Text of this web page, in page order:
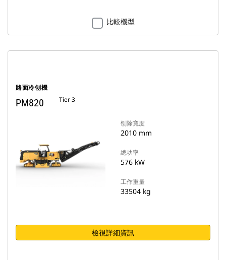
比較機型
路面冷刨機
PM820 Tier 3
刨除寬度
2010 mm
總功率
576 kW
工作重量
33504 kg
檢視詳細資訊